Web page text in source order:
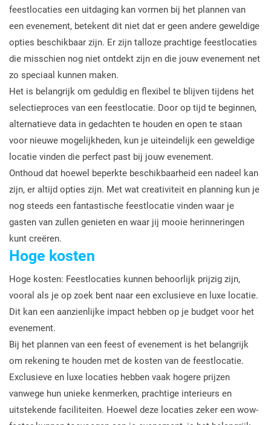
feestlocaties een uitdaging kan vormen bij het plannen van
een evenement, betekent dit niet dat er geen andere geweldige
opties beschikbaar zijn. Er zijn talloze prachtige feestlocaties
die misschien nog niet ontdekt zijn en die jouw evenement net
zo speciaal kunnen maken.
Het is belangrijk om geduldig en flexibel te blijven tijdens het
selectieproces van een feestlocatie. Door op tijd te beginnen,
alternatieve data in gedachten te houden en open te staan
voor nieuwe mogelijkheden, kun je uiteindelijk een geweldige
locatie vinden die perfect past bij jouw evenement.
Onthoud dat hoewel beperkte beschikbaarheid een nadeel kan
zijn, er altijd opties zijn. Met wat creativiteit en planning kun je
nog steeds een fantastische feestlocatie vinden waar je
gasten van zullen genieten en waar jij mooie herinneringen
kunt creëren.
Hoge kosten
Hoge kosten: Feestlocaties kunnen behoorlijk prijzig zijn,
vooral als je op zoek bent naar een exclusieve en luxe locatie.
Dit kan een aanzienlijke impact hebben op je budget voor het
evenement.
Bij het plannen van een feest of evenement is het belangrijk
om rekening te houden met de kosten van de feestlocatie.
Exclusieve en luxe locaties hebben vaak hogere prijzen
vanwege hun unieke kenmerken, prachtige interieurs en
uitstekende faciliteiten. Hoewel deze locaties zeker een wow-